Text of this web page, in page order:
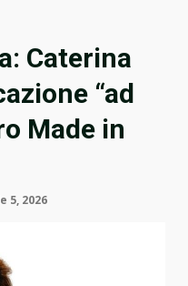
Caterina
“ad
Made in
5, 2026